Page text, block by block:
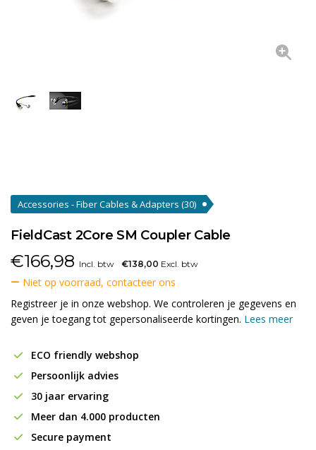
Accessories - Fiber Cables & Adapters (30)
FieldCast 2Core SM Coupler Cable
€166,98 Incl. btw €138,00 Excl. btw
Niet op voorraad, contacteer ons
Registreer je in onze webshop. We controleren je gegevens en
geven je toegang tot gepersonaliseerde kortingen. Lees meer
ECO friendly webshop
Persoonlijk advies
30 jaar ervaring
Meer dan 4.000 producten
Secure payment